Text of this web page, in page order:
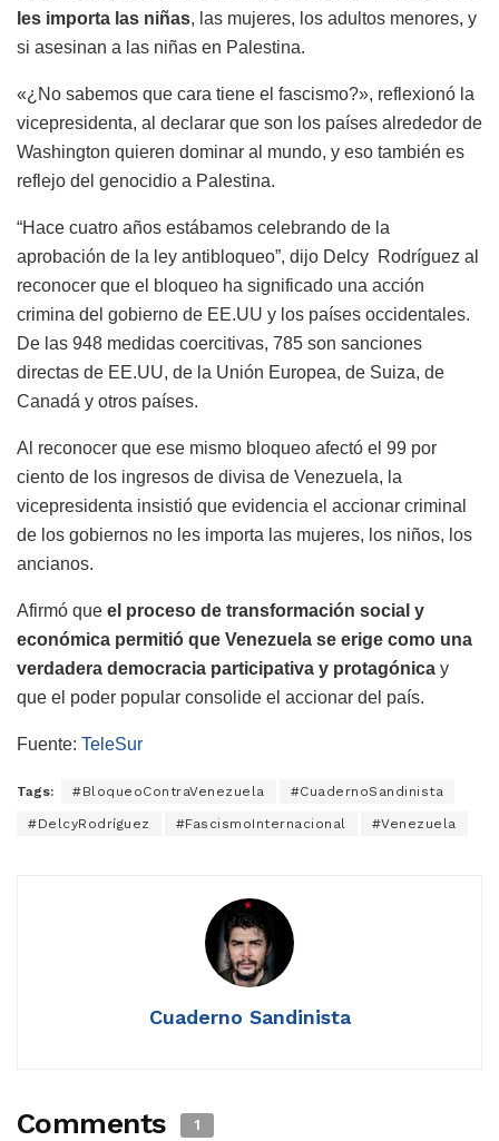
les importa las niñas, las mujeres, los adultos menores, y
si asesinan a las niñas en Palestina.
«¿No sabemos que cara tiene el fascismo?», reflexionó la
vicepresidenta, al declarar que son los países alrededor de
Washington quieren dominar al mundo, y eso también es
reflejo del genocidio a Palestina.
“Hace cuatro años estábamos celebrando de la
aprobación de la ley antibloqueo”, dijo Delcy Rodríguez al
reconocer que el bloqueo ha significado una acción
crimina del gobierno de EE.UU y los países occidentales.
De las 948 medidas coercitivas, 785 son sanciones
directas de EE.UU, de la Unión Europea, de Suiza, de
Canadá y otros países.
Al reconocer que ese mismo bloqueo afectó el 99 por
ciento de los ingresos de divisa de Venezuela, la
vicepresidenta insistió que evidencia el accionar criminal
de los gobiernos no les importa las mujeres, los niños, los
ancianos.
Afirmó que el proceso de transformación social y
económica permitió que Venezuela se erige como una
verdadera democracia participativa y protagónica y
que el poder popular consolide el accionar del país.
Fuente: TeleSur
Tags: #BloqueoContraVenezuela #CuadernoSandinista
#DelcyRodríguez #FascismoInternacional #Venezuela
Cuaderno Sandinista
Comments 1